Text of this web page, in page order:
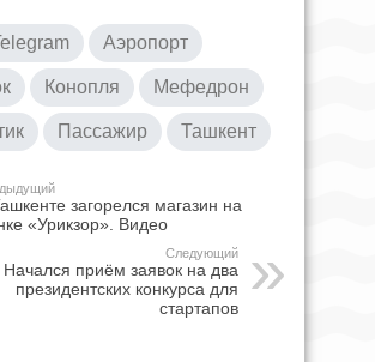
Аэропорт
Конопля Мефедрон
Пассажир Ташкент
загорелся магазин на
«Урикзор». Видео
Следующий
Начался приём заявок на два
президентских конкурса для
стартапов